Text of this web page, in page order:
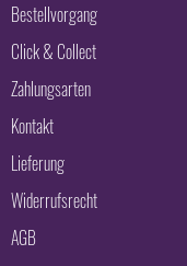
Bestellvorgang
Click & Collect
Zahlungsarten
Kontakt
Lieferung
Widerrufsrecht
AGB